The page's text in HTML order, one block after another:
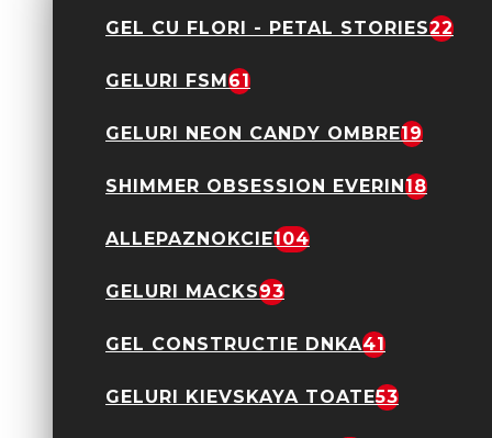
GEL CU FLORI - PETAL STORIES22
GELURI FSM61
GELURI NEON CANDY OMBRE19
SHIMMER OBSESSION EVERIN18
ALLEPAZNOKCIE104
GELURI MACKS93
GEL CONSTRUCTIE DNKA41
GELURI KIEVSKAYA TOATE53
9,90 Lei
Sticker Decor Unghii
9,90 Lei
Sticker Decor Unghii